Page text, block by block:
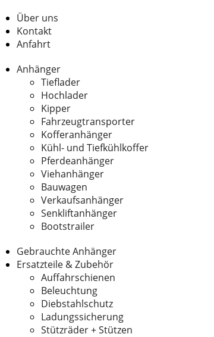
Über uns
Kontakt
Anfahrt
Anhänger
Tieflader
Hochlader
Kipper
Fahrzeugtransporter
Kofferanhänger
Kühl- und Tiefkühlkoffer
Pferdeanhänger
Viehanhänger
Bauwagen
Verkaufsanhänger
Senkliftanhänger
Bootstrailer
Gebrauchte Anhänger
Ersatzteile & Zubehör
Auffahrschienen
Beleuchtung
Diebstahlschutz
Ladungssicherung
Stützräder + Stützen